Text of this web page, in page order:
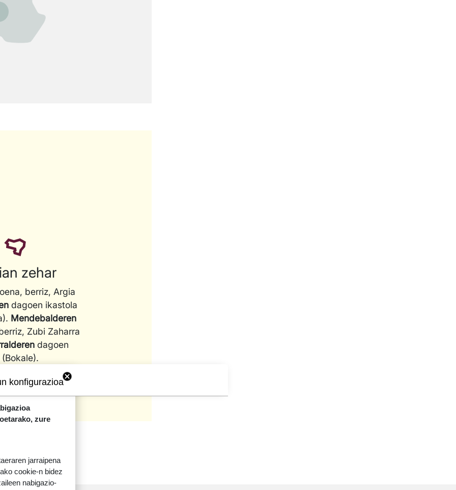
zehar
berriz, Argia
dagoen ikastola
Mendebalderen
Zubi Zaharra
dagoen
konfigurazioa
zure
jarraipena
cookie-n bidez
nabigazio-